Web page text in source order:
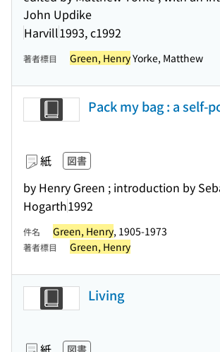
John Updike
Harvill1993, c1992
著者標目 Green, HenryYorke, Matthew
Pack my bag : a self-
紙 図書
by Henry Green ; introduction by
Hogarth1992
件名 Green, Henry, 1905-1973
著者標目 Green, Henry
Living
図書